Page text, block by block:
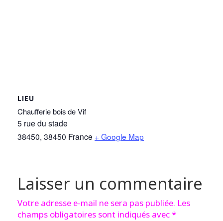
LIEU
Chaufferie bois de Vif
5 rue du stade
38450, 38450 France + Google Map
Laisser un commentaire
Votre adresse e-mail ne sera pas publiée. Les
champs obligatoires sont indiqués avec*